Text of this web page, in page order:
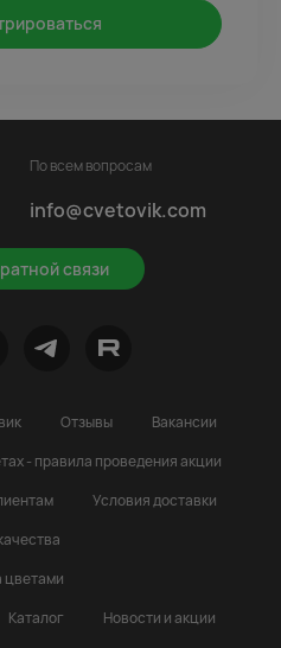
связи
По всем вопросам
info@cvetovik.com
Отзывы
Вакансии
- правила проведения акции
Условия доставки
цветами
Каталог Новости и акции